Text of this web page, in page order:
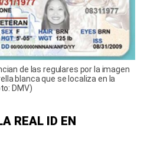
de las regulares por la imagen
blanca que se localiza en la
DMV)
REAL ID EN